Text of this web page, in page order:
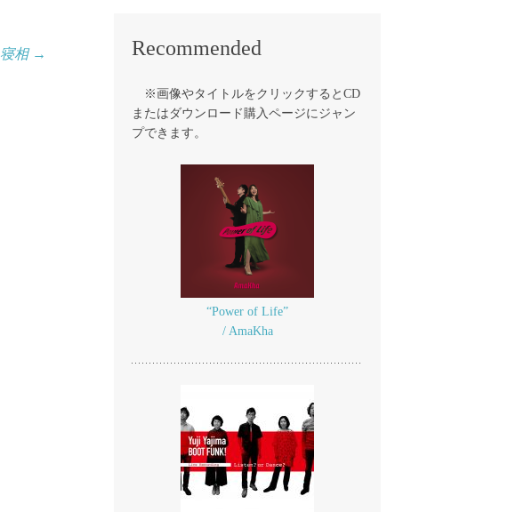
寝相 → Recommended
※画像やタイトルをクリックするとCD
またはダウンロード購入ページにジャン
プできます。
“Power of Life”
/ AmaKha